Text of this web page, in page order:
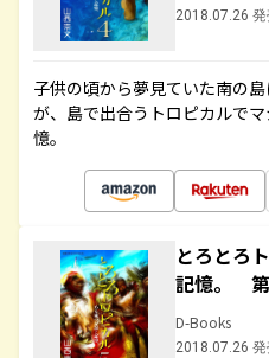
2018.07.26
子供の頃から夢見ていた南の
が、島で出合うトロピカルで
憶。
とろとろ
記憶。
D-Books
2018.07.26